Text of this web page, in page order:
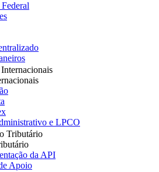
Internacionais
e LPCO
Tributário
da API
Apoio